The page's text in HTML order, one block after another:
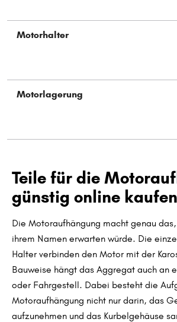
Oder Fahrzeugauswahl nach
Hersteller wählen
Typ wählen
Motorhalter
Motorlagerung
Teile für die
günstig online kaufen
Die Motoraufhängung macht genau
ihrem Namen erwarten würde. Die
Halter verbinden den Motor mit der
Bauweise hängt das Aggregat auch an
oder Fahrgestell. Dabei besteht die
Motoraufhängung nicht nur darin, das
aufzunehmen und das Kurbelgehäuse